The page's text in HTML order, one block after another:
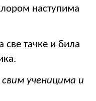
наступима
тачке и била
ученицима и